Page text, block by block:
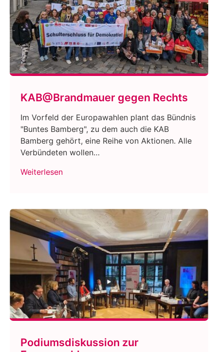
KAB@Brandmauer gegen Rechts
Im Vorfeld der Europawahlen plant das Bündnis
"Buntes Bamberg", zu dem auch die KAB
Bamberg gehört, eine Reihe von Aktionen. Alle
Verbündeten wollen…
Weiterlesen
Podiumsdiskussion zur